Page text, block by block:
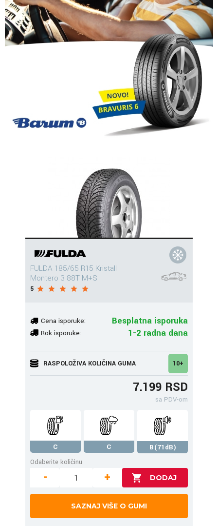
FULDA 185/65 R15 Kristall
Montero 3 88T M+S
5
Cena isporuke: Besplatna isporuka
Rok isporuke: 1-2 radna dana
RASPOLOŽIVA KOLIČINA GUMA 10+
7.199 RSD
sa PDV-om
C C
B(71dB)
Odaberite količinu
- +
SAZNAJ VIŠE O GUMI